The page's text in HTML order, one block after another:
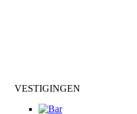
VESTIGINGEN